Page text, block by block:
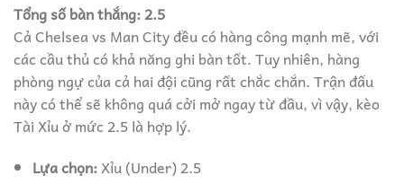
Tổng số bàn thắng: 2.5
Cả Chelsea vs Man City đều có hàng công mạnh mẽ, với
các cầu thủ có khả năng ghi bàn tốt. Tuy nhiên, hàng
phòng ngự của cả hai đội cũng rất chắc chắn. Trận đấu
này có thể sẽ không quá cởi mở ngay từ đầu, vì vậy, kèo
Tài Xỉu ở mức 2.5 là hợp lý.
Lựa chọn:Xỉu (Under) 2.5